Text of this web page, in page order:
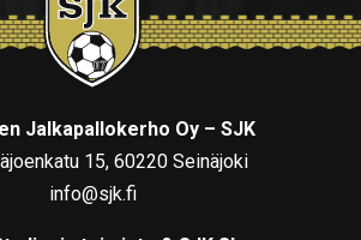
Jalkapallokerho Oy – SJK
15, 60220 Seinäjoki
info@sjk.fi